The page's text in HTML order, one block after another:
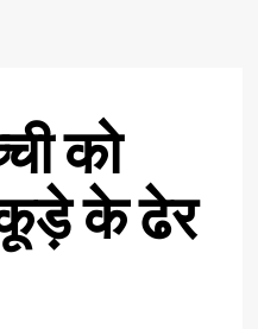
को
कूड़े के ढेर